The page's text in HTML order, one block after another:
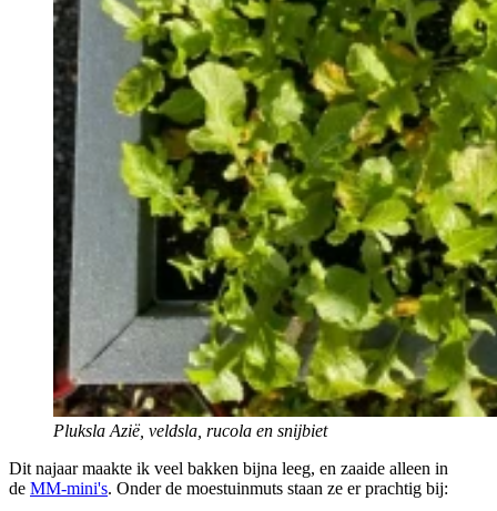
Pluksla Azië, veldsla, rucola en snijbiet
Dit najaar maakte ik veel bakken bijna leeg, en zaaide alleen in
de MM-mini's. Onder de moestuinmuts staan ze er prachtig bij: